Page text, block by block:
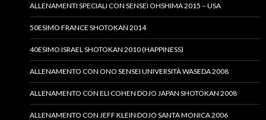
ALLENAMENTI SPECIALI CON SENSEI OHSHIMA 2015 – USA
50ESIMO FRANCE SHOTOKAN 2014
40ESIMO ISRAEL SHOTOKAN 2010 (HAPPINESS)
ALLENAMENTO CON ONO SENSEI UNIVERSITÀ WASEDA 2008
ALLENAMENTO CON ELI COHEN DOJO JAPAN SHOTOKAN 2008
ALLENAMENTO CON JEFF KLEIN DOJO SANTA MONICA 2006